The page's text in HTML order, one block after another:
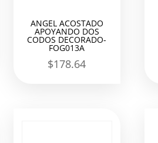
ANGEL ACOSTADO
APOYANDO DOS
CODOS DECORADO-
FOG013A
$178.64